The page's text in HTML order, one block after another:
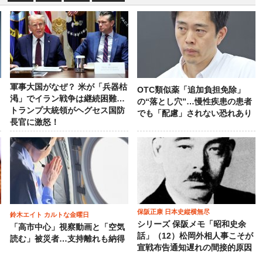
軍事大国がなぜ？ 米が「兵器枯
渇」でイラン戦争は継続困難…
トランプ大統領がヘグセス国防
長官に激怒！
OTC類似薬「追加負担免除」
の“落とし穴”…慢性疾患の患者
でも「配慮」されない恐れあり
鈴木エイト カルトな金曜日
「高市中心」視察動画と「空気
読む」被災者…支持離れも納得
保阪正康 日本史縦横無尽
シリーズ 保阪メモ「昭和史余
話」（12）松岡外相人事こそが
宣戦布告通知遅れの間接的原因